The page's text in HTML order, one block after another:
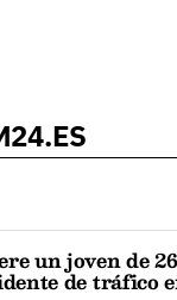
un joven de
de tráfico